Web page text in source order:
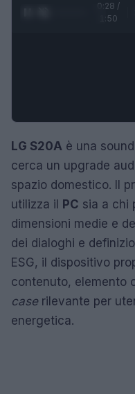
0:29 /
1:50
LG S20A è una
cerca un upgrade
spazio domestico. Il
utilizza il PC sia a chi
dimensioni medie e
dei dialoghi e
ESG, il dispositivo
contenuto, elemento
caserilevante per
energetica.